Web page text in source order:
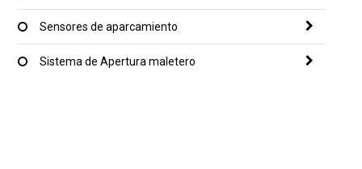
Sensores de aparcamiento
Sistema de Apertura maletero